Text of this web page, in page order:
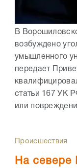
В
возбуждено
умышленного
передает
статьи 167 УК
или
Происшествия
На севере